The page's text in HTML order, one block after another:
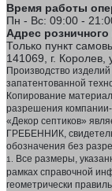
Время работы
Пн - Вс: 09:00 -
Адрес розничного
Только пункт
141069, г. Королев,
Производство изделий
запатентованной
Копирование
разрешения
«Декор септиков»
ГРЕБЕННИК,
обозначения без
1.
Все размеры,
рамках справочной
геометрически